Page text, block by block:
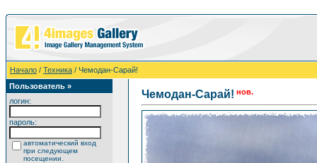
Начало / Техника / Чемодан-Сарай!
Пользователь »
логин:
пароль:
автоматический вход
при следующем
посещении.
Чемодан-Сарай! нов.